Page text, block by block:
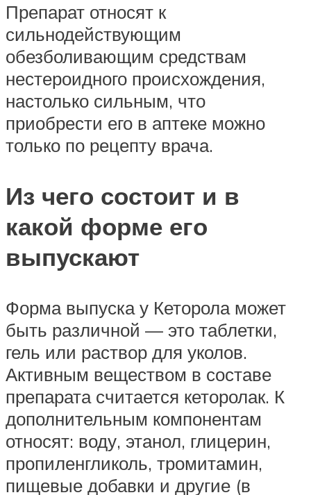
Препарат относят к
сильнодействующим
обезболивающим средствам
нестероидного происхождения,
настолько сильным, что
приобрести его в аптеке можно
только по рецепту врача.
Из чего состоит и в
какой форме его
выпускают
Форма выпуска у Кеторола может
быть различной — это таблетки,
гель или раствор для уколов.
Активным веществом в составе
препарата считается кеторолак. К
дополнительным компонентам
относят: воду, этанол, глицерин,
пропиленгликоль, тромитамин,
пищевые добавки и другие (в